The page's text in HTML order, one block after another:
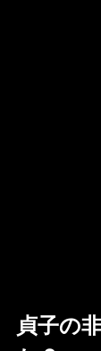
貞子の